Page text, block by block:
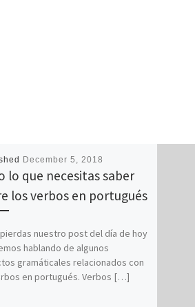
December 5, 2018
lo que necesitas saber
los verbos en portugués
nuestro post del día de hoy
hablando de algunos
gramáticales relacionados con
en portugués. Verbos […]